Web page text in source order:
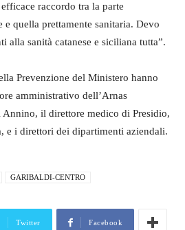
raccordo tra la parte
e quella prettamente sanitaria. Devo
alla sanità catanese e siciliana tutta”.
Prevenzione del Ministero hanno
amministrativo dell’Arnas
il direttore medico di Presidio,
e i direttori dei dipartimenti aziendali.
GARIBALDI-CENTRO
Twitter Facebook